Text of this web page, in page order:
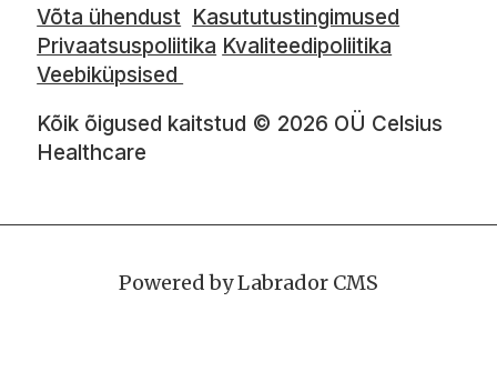
Võta ühendust Kasututustingimused
Privaatsuspoliitika Kvaliteedipoliitika
Veebiküpsised
Kõik õigused kaitstud © 2026 OÜ Celsius
Healthcare
Powered by Labrador CMS